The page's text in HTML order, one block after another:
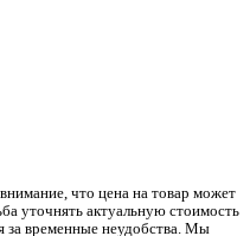
что цена на товар может
уточнять актуальную стоимость
за временные неудобства. Мы